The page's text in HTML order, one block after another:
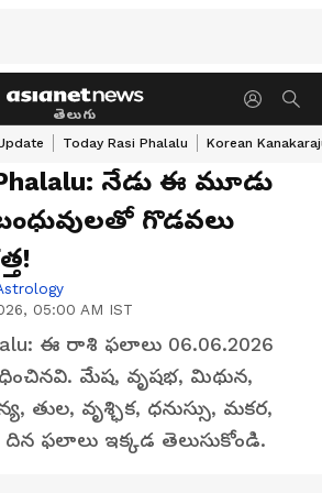
తెలుగు
Today Rasi Phalalu Korean
నేడు ఈ మూడు
గొడవలు
05:00 AM IST
ఈ రాశి ఫలాలు 06.06.2026
మేష, వృషభ, మిథున,
తుల, వృశ్ఛిక, ధనుస్సు, మకర,
ఫలాలు ఇక్కడ తెలుసుకోండి.